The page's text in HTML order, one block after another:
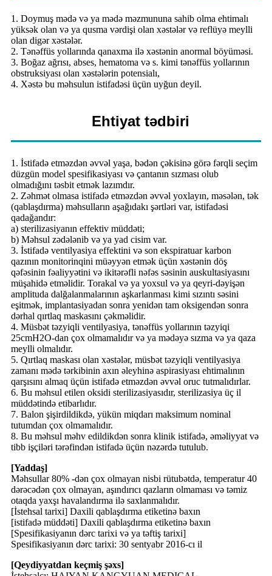
1. Doymuş mədə və ya mədə məzmununa sahib olma ehtimalı
yüksək olan və ya qusma vərdişi olan xəstələr və reflüyə meylli
olan digər xəstələr.
2. Tənəffüs yollarında qanaxma ilə xəstənin anormal böyüməsi.
3. Boğaz ağrısı, abses, hematoma və s. kimi tənəffüs yollarının
obstruksiyası olan xəstələrin potensialı,
4. Xəstə bu məhsulun istifadəsi üçün uyğun deyil.
Ehtiyat tədbiri
1. İstifadə etməzdən əvvəl yaşa, bədən çəkisinə görə fərqli seçim
düzgün model spesifikasiyası və çantanın sızması olub
olmadığını təsbit etmək lazımdır.
2. Zəhmət olmasa istifadə etməzdən əvvəl yoxlayın, məsələn, tək
(qablaşdırma) məhsulların aşağıdakı şərtləri var, istifadəsi
qadağandır:
a) sterilizasiyanın effektiv müddəti;
b) Məhsul zədələnib və ya yad cisim var.
3. İstifadə ventilyasiya effektini və son ekspiratuar karbon
qazının monitorinqini müəyyən etmək üçün xəstənin döş
qəfəsinin fəaliyyətini və ikitərəfli nəfəs səsinin auskultasiyasını
müşahidə etməlidir. Torakal və ya yoxsul və ya qeyri-dəyişən
amplituda dalğalanmalarının aşkarlanması kimi sızıntı səsini
eşitmək, implantasiyadan sonra yenidən tam oksigendən sonra
dərhal qırtlaq maskasını çəkməlidir.
4. Müsbət təzyiqli ventilyasiya, tənəffüs yollarının təzyiqi
25cmH2O-dan çox olmamalıdır və ya mədəyə sızma və ya qaza
meylli olmalıdır.
5. Qırtlaq maskası olan xəstələr, müsbət təzyiqli ventilyasiya
zamanı mədə tərkibinin axın əleyhinə aspirasiyası ehtimalının
qarşısını almaq üçün istifadə etməzdən əvvəl oruc tutmalıdırlar.
6. Bu məhsul etilen oksidi sterilizasiyasıdır, sterilizasiya üç il
müddətində etibarlıdır.
7. Balon şişirdildikdə, yükün miqdarı maksimum nominal
tutumdan çox olmamalıdır.
8. Bu məhsul məhv edildikdən sonra klinik istifadə, əməliyyat və
tibb işçiləri tərəfindən istifadə üçün nəzərdə tutulub.
[Yaddaş]
Məhsullar 80% -dən çox olmayan nisbi rütubətdə, temperatur 40
dərəcədən çox olmayan, aşındırıcı qazların olmaması və təmiz
otaqda yaxşı havalandırma ilə saxlanmalıdır.
[İstehsal tarixi] Daxili qablaşdırma etiketinə baxın
[istifadə müddəti] Daxili qablaşdırma etiketinə baxın
[Spesifikasiyanın dərc tarixi və ya təftiş tarixi]
Spesifikasiyanın dərc tarixi: 30 sentyabr 2016-cı il
[Qeydiyyatdan keçmiş şəxs]